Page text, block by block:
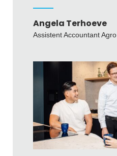
Angela Terhoeve
Assistent Accountant Agro